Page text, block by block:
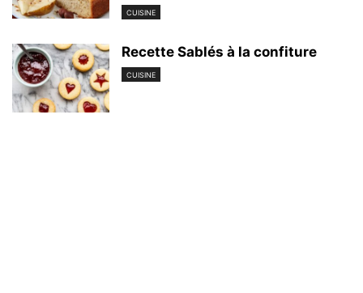
CUISINE
Recette Sablés à la confiture
CUISINE